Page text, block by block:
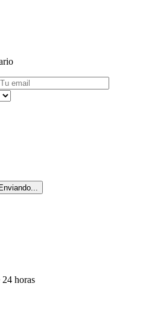
Enviando...
24 horas